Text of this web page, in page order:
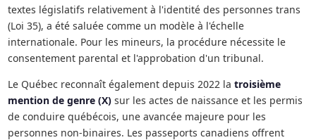
textes législatifs relativement à l'identité des personnes trans
(Loi 35), a été saluée comme un modèle à l'échelle
internationale. Pour les mineurs, la procédure nécessite le
consentement parental et l'approbation d'un tribunal.
Le Québec reconnaît également depuis 2022 latroisième
mention de genre (X) sur les actes de naissance et les permis
de conduire québécois, une avancée majeure pour les
personnes non-binaires. Les passeports canadiens offrent